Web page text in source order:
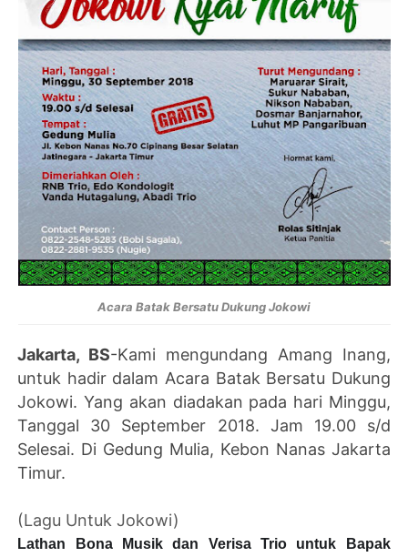
Acara Batak Bersatu Dukung Jokowi
Jakarta, BS-Kami mengundang Amang Inang,
untuk hadir dalam Acara Batak Bersatu Dukung
Jokowi. Yang akan diadakan pada hari Minggu,
Tanggal 30 September 2018. Jam 19.00 s/d
Selesai. Di Gedung Mulia, Kebon Nanas Jakarta
Timur.
(Lagu Untuk Jokowi)
Lathan Bona Musik dan Verisa Trio untuk Bapak